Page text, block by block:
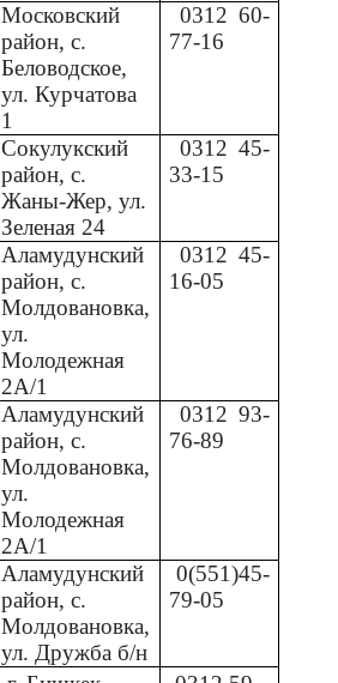
Московский
район, с.
Беловодское,
ул. Курчатова
1
0312 60-
77-16
Сокулукский
район, с.
Жаны-Жер, ул.
Зеленая 24
0312 45-
33-15
Аламудунский
район, с.
Молдовановка,
ул.
Молодежная
2А/1
0312 45-
16-05
Аламудунский
район, с.
Молдовановка,
ул.
Молодежная
2А/1
0312 93-
76-89
Аламудунский
район, с.
Молдовановка,
ул. Дружба б/н
0(551)45-
79-05